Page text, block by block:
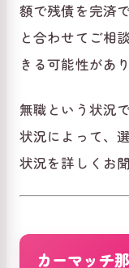
額で残債を完済
と合わせてご相
きる可能性があ
無職という状況
状況によって、
状況を詳しくお
カーマッチ